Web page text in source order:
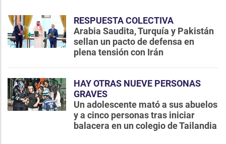
RESPUESTA COLECTIVA
Arabia Saudita, Turquía y Pakistán
sellan un pacto de defensa en
plena tensión con Irán
HAY OTRAS NUEVE PERSONAS
GRAVES
Un adolescente mató a sus abuelos
y a cinco personas tras iniciar
balacera en un colegio de Tailandia